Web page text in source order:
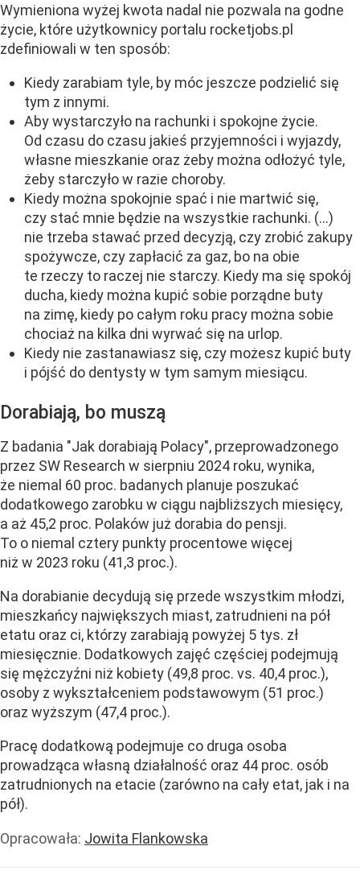
Wymieniona wyżej kwota nadal nie pozwala na godne
życie, które użytkownicy portalu rocketjobs.pl
zdefiniowali w ten sposób:
Kiedy zarabiam tyle, by móc jeszcze podzielić się
tym z innymi.
Aby wystarczyło na rachunki i spokojne życie.
Od czasu do czasu jakieś przyjemności i wyjazdy,
własne mieszkanie oraz żeby można odłożyć tyle,
żeby starczyło w razie choroby.
Kiedy można spokojnie spać i nie martwić się,
czy stać mnie będzie na wszystkie rachunki. (…)
nie trzeba stawać przed decyzją, czy zrobić zakupy
spożywcze, czy zapłacić za gaz, bo na obie
te rzeczy to raczej nie starczy. Kiedy ma się spokój
ducha, kiedy można kupić sobie porządne buty
na zimę, kiedy po całym roku pracy można sobie
chociaż na kilka dni wyrwać się na urlop.
Kiedy nie zastanawiasz się, czy możesz kupić buty
i pójść do dentysty w tym samym miesiącu.
Dorabiają, bo muszą
Z badania "Jak dorabiają Polacy", przeprowadzonego
przez SW Research w sierpniu 2024 roku, wynika,
że niemal 60 proc. badanych planuje poszukać
dodatkowego zarobku w ciągu najbliższych miesięcy,
a aż 45,2 proc. Polaków już dorabia do pensji.
To o niemal cztery punkty procentowe więcej
niż w 2023 roku (41,3 proc.).
Na dorabianie decydują się przede wszystkim młodzi,
mieszkańcy największych miast, zatrudnieni na pół
etatu oraz ci, którzy zarabiają powyżej 5 tys. zł
miesięcznie. Dodatkowych zajęć częściej podejmują
się mężczyźni niż kobiety (49,8 proc. vs. 40,4 proc.),
osoby z wykształceniem podstawowym (51 proc.)
oraz wyższym (47,4 proc.).
Pracę dodatkową podejmuje co druga osoba
prowadząca własną działalność oraz 44 proc. osób
zatrudnionych na etacie (zarówno na cały etat, jak i na
pół).
Opracowała: Jowita Flankowska